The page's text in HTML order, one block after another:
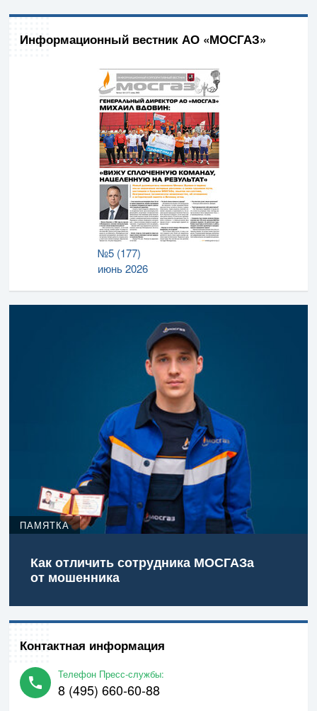
Информационный вестник АО «МОСГАЗ»
№5 (177)
июнь 2026
ПАМЯТКА
Как отличить сотрудника МОСГАЗа
от мошенника
Контактная информация
Телефон Пресс-службы:
8 (495) 660-60-88